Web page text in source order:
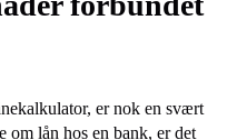
er nok en svært
om lån hos en bank, er det